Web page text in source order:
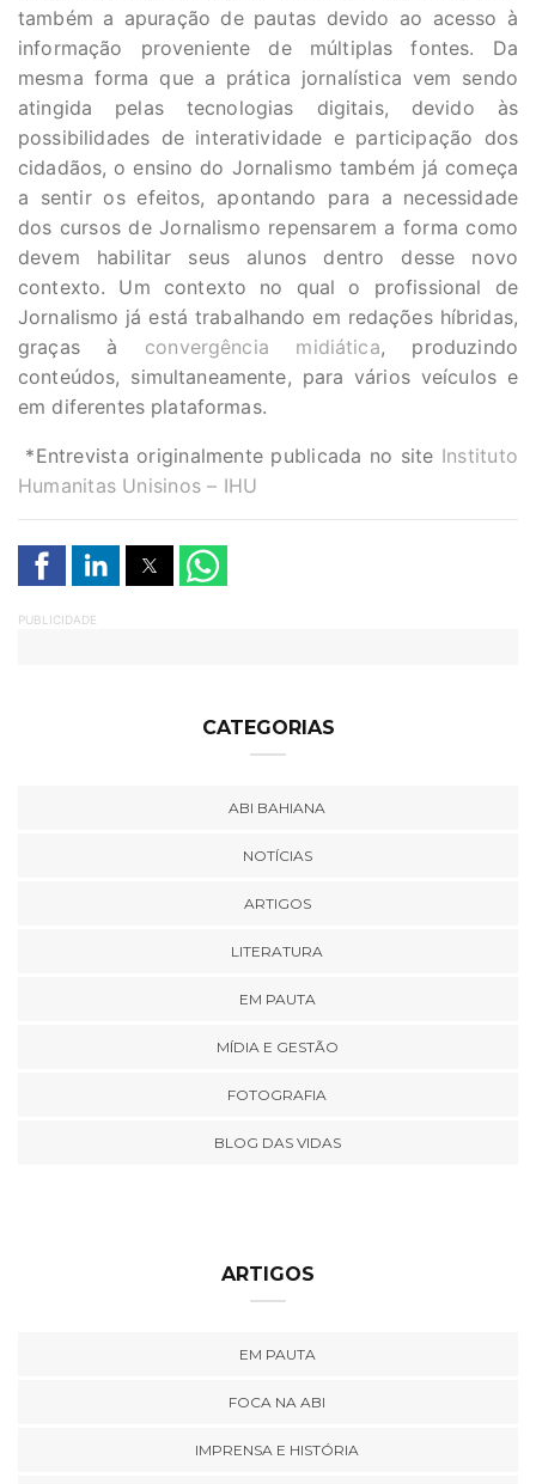
também a apuração de pautas devido ao acesso à
informação proveniente de múltiplas fontes. Da
mesma forma que a prática jornalística vem sendo
atingida pelas tecnologias digitais, devido às
possibilidades de interatividade e participação dos
cidadãos, o ensino do Jornalismo também já começa
a sentir os efeitos, apontando para a necessidade
dos cursos de Jornalismo repensarem a forma como
devem habilitar seus alunos dentro desse novo
contexto. Um contexto no qual o profissional de
Jornalismo já está trabalhando em redações híbridas,
graças à convergência midiática, produzindo
conteúdos, simultaneamente, para vários veículos e
em diferentes plataformas.
*Entrevista originalmente publicada no site Instituto
Humanitas Unisinos – IHU
PUBLICIDADE
CATEGORIAS
ABI BAHIANA
NOTÍCIAS
ARTIGOS
LITERATURA
EM PAUTA
MÍDIA E GESTÃO
FOTOGRAFIA
BLOG DAS VIDAS
ARTIGOS
EM PAUTA
FOCA NA ABI
IMPRENSA E HISTÓRIA